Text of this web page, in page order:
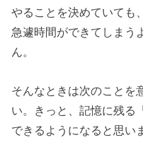
やることを決めていても
急遽時間ができてしまう
ん。
そんなときは次のことを
い。きっと、記憶に残る
できるようになると思い